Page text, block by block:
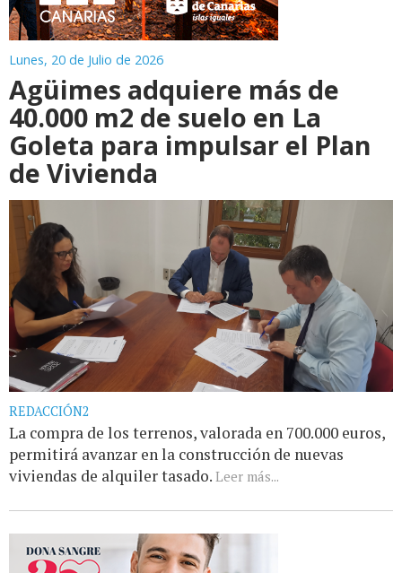
Lunes, 20 de Julio de 2026
Agüimes adquiere más de
40.000 m2 de suelo en La
Goleta para impulsar el Plan
de Vivienda
REDACCIÓN2
La compra de los terrenos, valorada en 700.000 euros,
permitirá avanzar en la construcción de nuevas
viviendas de alquiler tasado. Leer más...